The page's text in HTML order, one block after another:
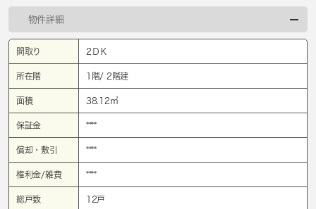
物件詳細
間取り 2ＤＫ
所在階 1階/ 2階建
面積 38.12㎡
保証金 ****
償却・敷引 ****
権利金/雑費 ****
総戸数 12戸